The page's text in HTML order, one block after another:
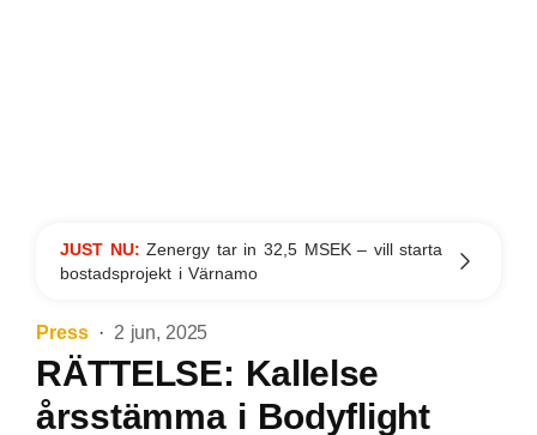
JUST NU:Zenergy tar in 32,5 MSEK – vill starta
bostadsprojekt i Värnamo
Press 2 jun, 2025
RÄTTELSE: Kallelse
årsstämma i Bodyflight